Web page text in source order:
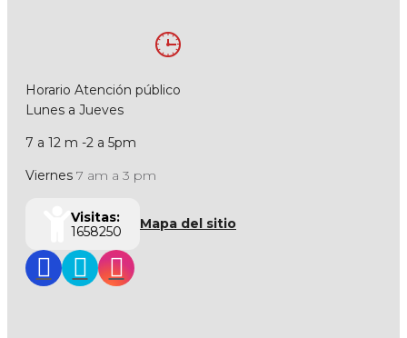
Horario Atención público
Lunes a Jueves
7 a 12 m -2 a 5pm
Viernes 7 am a 3 pm
Visitas:
1658250
Mapa del sitio